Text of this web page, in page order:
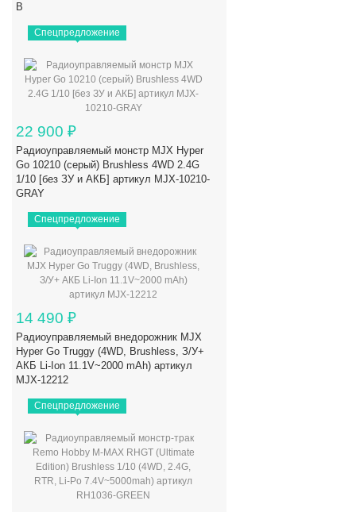
B
Спецпредложение
22 900 ₽
Радиоуправляемый монстр MJX Hyper
Go 10210 (серый) Brushless 4WD 2.4G
1/10 [без ЗУ и АКБ] артикул MJX-10210-
GRAY
Спецпредложение
14 490 ₽
Радиоуправляемый внедорожник MJX
Hyper Go Truggy (4WD, Brushless, З/У+
АКБ Li-Ion 11.1V~2000 mAh) артикул
MJX-12212
Спецпредложение